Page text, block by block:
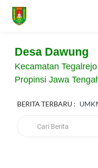
Desa Dawung
Kecamatan
Propinsi Jawa
BERITA TERBARU :